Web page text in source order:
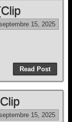
15, 2025
Read Post
15, 2025